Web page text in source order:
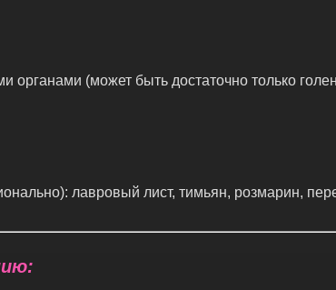
органами (может быть достаточно только
лавровый лист, тимьян, розмарин,